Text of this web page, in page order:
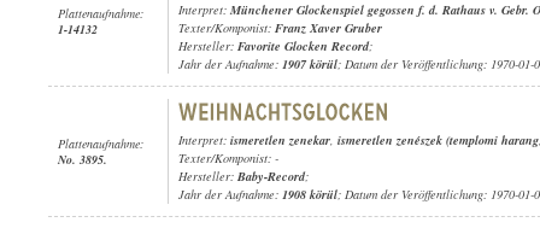
Plattenaufnahme:
1-14132
Interpret: Münchener Glockenspiel gegossen f. d. Rathaus v. Gebr.
Texter/Komponist: Franz Xaver Gruber
Hersteller: Favorite Glocken Record;
Jahr der Aufnahme: 1907 körül; Datum der Veröffentlichung: 1970-01-
Plattenaufnahme:
No. 3895.
Interpret: ismeretlen zenekar, ismeretlen zenészek (templomi harang
Texter/Komponist: -
Hersteller: Baby-Record;
Jahr der Aufnahme: 1908 körül; Datum der Veröffentlichung: 1970-01-